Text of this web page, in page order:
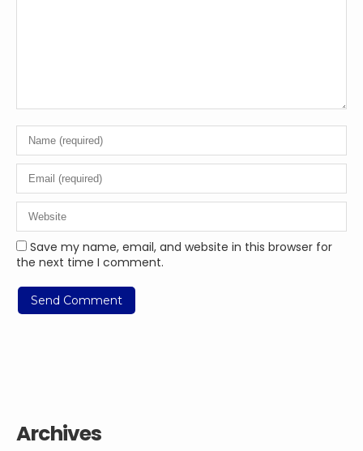
Save my name, email, and website in this browser for
the next time I comment.
Archives